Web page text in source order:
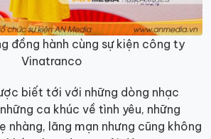
đồng hành cùng sự kiện công ty
Vinatranco
biết tới với những dòng nhạc
ca khúc về tình yêu, những
nhàng, lãng mạn nhưng cũng không